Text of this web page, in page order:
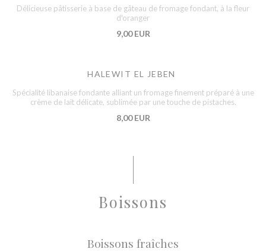
Délicieuse pâtisserie à base de gâteau de fromage fondant, à la fleur
d'oranger
9,00 EUR
HALEWIT EL JEBEN
Spécialité libanaise fondante alliant un fromage finement préparé à une
crème de lait délicate, sublimée par une touche de pistaches.
8,00 EUR
Boissons
Boissons fraîches